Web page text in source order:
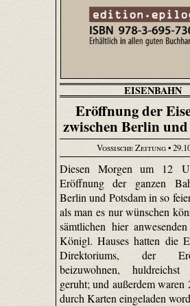
EISENBAHN
Eröffnung der
zwischen Berlin
Vossische Zeitung•
Diesen Morgen um 12
Eröffnung der ganzen
Berlin und Potsdam in so
als man es nur wünschen
sämtlichen hier
Königl. Hauses hatten die
Direktoriums, der
beizuwohnen, huldreichst
geruht; und außerdem waren
durch Karten eingeladen